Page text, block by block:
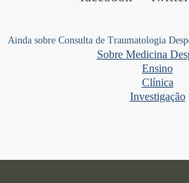
Ainda sobre Consulta de Traumatologia
Sobre Medicina
Ensino
Clí­nica
Investigação